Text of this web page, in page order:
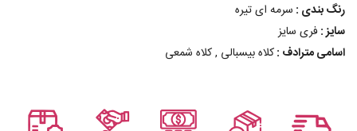
رنگ بندی : سرمه ای تیره
سایز : فری سایز
اسامی مترادف :کلاه بیسبالی , کلاه شمعی